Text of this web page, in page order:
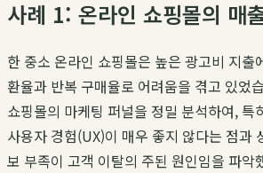
사례 1: 온라인 쇼핑몰의 매
한 중소 온라인 쇼핑몰은 높은 광고비 지출
환율과 반복 구매율로 어려움을 겪고 있었
쇼핑몰의 마케팅 퍼널을 정밀 분석하여, 특
사용자 경험(UX)이 매우 좋지 않다는 점과
보 부족이 고객 이탈의 주된 원인임을 파악